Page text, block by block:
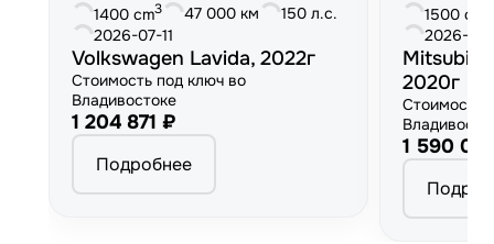
1400 cm3 47 000 км
150 л.с.
2026-07-11
Volkswagen Lavida, 2022г
Стоимость под ключ во
Владивостоке
1 204 871 ₽
Подробнее
1500 cm
2026-
2020г
Стоимость
1 590